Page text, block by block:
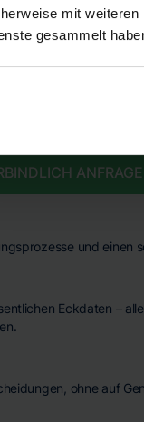
mit
gesammelt
und einen
Eckdaten –
ohne auf